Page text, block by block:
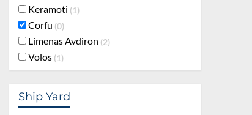
Keramoti 1
Corfu 0
Limenas Avdiron 2
Volos 1
Ship Yard